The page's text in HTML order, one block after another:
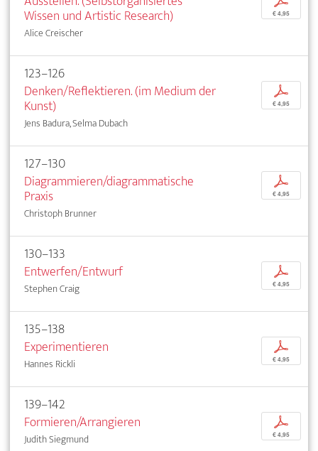
Wissen und Artistic Research)
Alice Creischer
€ 4,95
123–126
Denken/Reflektieren. (im Medium der
Kunst)
Jens Badura, Selma Dubach
p
€ 4,95
127–130
Diagrammieren/diagrammatische
Praxis
Christoph Brunner
p
€ 4,95
130–133
Entwerfen/Entwurf
Stephen Craig
p
€ 4,95
135–138
Experimentieren
Hannes Rickli
p
€ 4,95
139–142
Formieren/Arrangieren
Judith Siegmund
p
€ 4,95